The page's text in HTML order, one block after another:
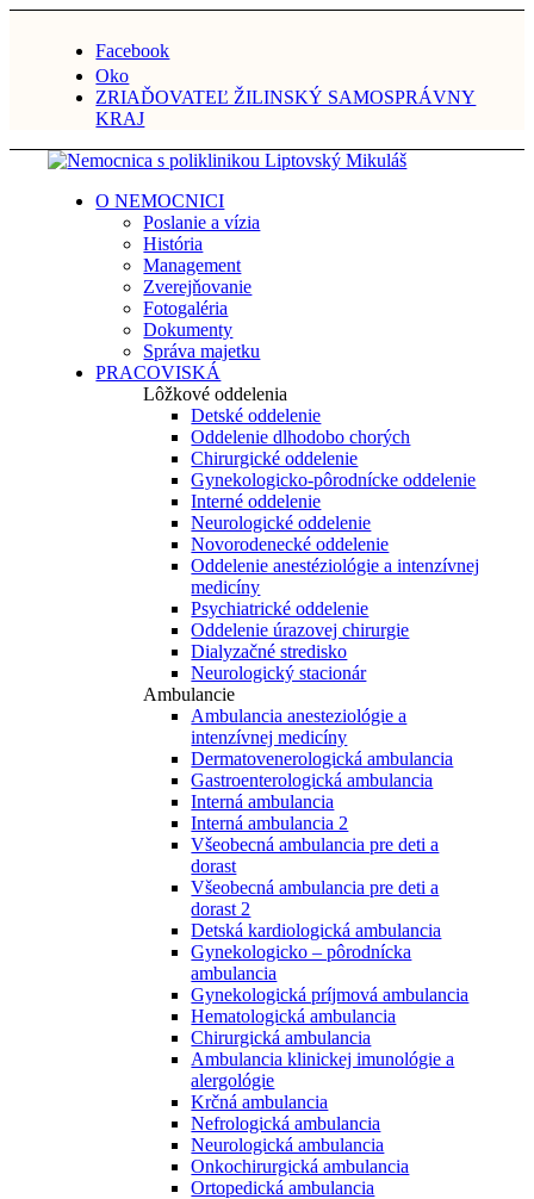
Facebook
Oko
ZRIAĎOVATEĽ ŽILINSKÝ SAMOSPRÁVNY
KRAJ
O NEMOCNICI
Poslanie a vízia
História
Management
Zverejňovanie
Fotogaléria
Dokumenty
Správa majetku
PRACOVISKÁ
Lôžkové oddelenia
Detské oddelenie
Oddelenie dlhodobo chorých
Chirurgické oddelenie
Gynekologicko-pôrodnícke oddelenie
Interné oddelenie
Neurologické oddelenie
Novorodenecké oddelenie
Oddelenie anestéziológie a intenzívnej
medicíny
Psychiatrické oddelenie
Oddelenie úrazovej chirurgie
Dialyzačné stredisko
Neurologický stacionár
Ambulancie
Ambulancia anesteziológie a
intenzívnej medicíny
Dermatovenerologická ambulancia
Gastroenterologická ambulancia
Interná ambulancia
Interná ambulancia 2
Všeobecná ambulancia pre deti a
dorast
Všeobecná ambulancia pre deti a
dorast 2
Detská kardiologická ambulancia
Gynekologicko – pôrodnícka
ambulancia
Gynekologická príjmová ambulancia
Hematologická ambulancia
Chirurgická ambulancia
Ambulancia klinickej imunológie a
alergológie
Krčná ambulancia
Nefrologická ambulancia
Neurologická ambulancia
Onkochirurgická ambulancia
Ortopedická ambulancia